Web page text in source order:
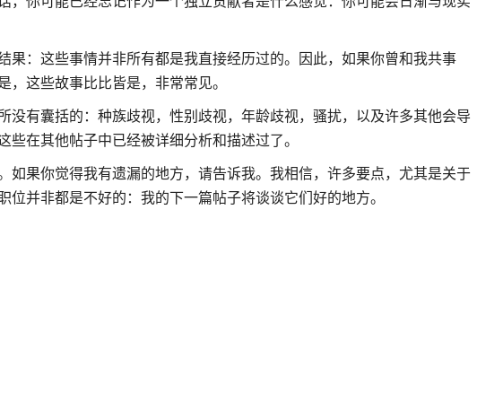
：这些事情并非所有都是我直接经历过的。因此，如果你曾和我共事
这些故事比比皆是，非常常见。
没有囊括的：种族歧视，性别歧视，年龄歧视，骚扰，以及许多其他会导
在其他帖子中已经被详细分析和描述过了。
果你觉得我有遗漏的地方，请告诉我。我相信，许多要点，尤其是关于
并非都是不好的：我的下一篇帖子将谈谈它们好的地方。